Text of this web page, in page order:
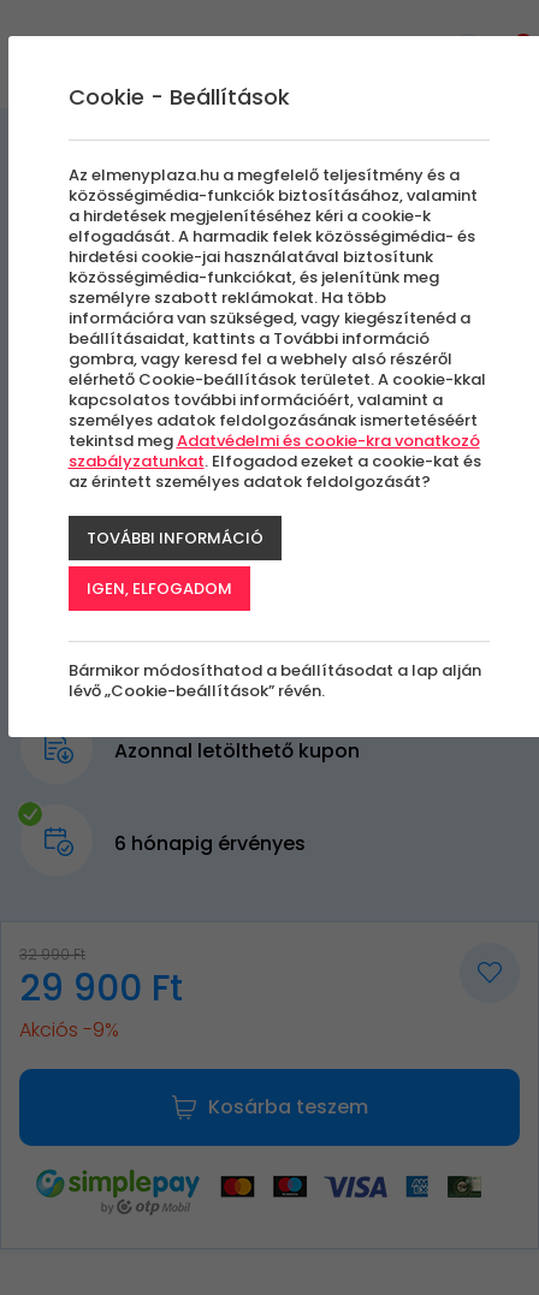
Hobby sörfőző workshop
Budapest
-9%
Azonnal letölthető kupon
6 hónapig érvényes
32 990 Ft
29 900 Ft
Akciós -9%
Kosárba teszem
Cookie - Beállítások
Az elmenyplaza.hu a megfelelő teljesítmény és a
közösségimédia-funkciók biztosításához, valamint
a hirdetések megjelenítéséhez kéri a cookie-k
elfogadását. A harmadik felek közösségimédia- és
hirdetési cookie-jai használatával biztosítunk
közösségimédia-funkciókat, és jelenítünk meg
személyre szabott reklámokat. Ha több
információra van szükséged, vagy kiegészítenéd a
beállításaidat, kattints a További információ
gombra, vagy keresd fel a webhely alsó részéről
elérhető Cookie-beállítások területet. A cookie-kkal
kapcsolatos további információért, valamint a
személyes adatok feldolgozásának ismertetéséért
tekintsd megAdatvédelmi és cookie-kra vonatkozó
szabályzatunkat. Elfogadod ezeket a cookie-kat és
az érintett személyes adatok feldolgozását?
TOVÁBBI INFORMÁCIÓ
IGEN, ELFOGADOM
Bármikor módosíthatod a beállításodat a lap alján
lévő „Cookie-beállítások” révén.